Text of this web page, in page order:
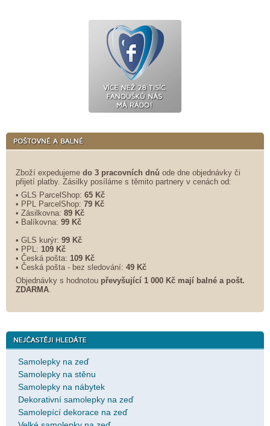
Zboží expedujeme do 3 pracovních dnů ode dne objednávky či
přijetí platby. Zásilky posíláme s těmito partnery v cenách od:
• GLS ParcelShop: 65 Kč
• PPL ParcelShop: 79 Kč
• Zásilkovna: 89 Kč
• Balíkovna: 99 Kč
• GLS kurýr: 99 Kč
• PPL: 109 Kč
• Česká pošta: 109 Kč
• Česká pošta - bez sledování: 49 Kč
Objednávky s hodnotou převyšující 1 000 Kč mají balné a pošt.
ZDARMA.
Samolepky na zeď
Samolepky na stěnu
Samolepky na nábytek
Dekorativní samolepky na zeď
Samolepící dekorace na zeď